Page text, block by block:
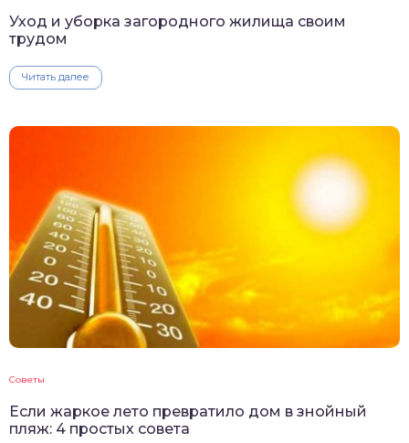
Уход и уборка загородного жилища своим
трудом
Читать далее
Советы
Если жаркое лето превратило дом в знойный
пляж: 4 простых совета